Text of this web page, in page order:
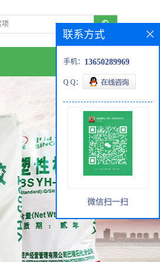
联系方式
手机： 13650289969
Q Q：
微信扫一扫